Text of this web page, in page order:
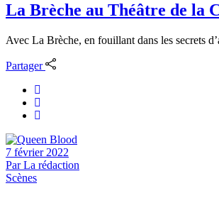
La Brèche au Théâtre de la
Avec La Brèche, en fouillant dans les secrets
Partager
7 février 2022
ParLa rédaction
Scènes